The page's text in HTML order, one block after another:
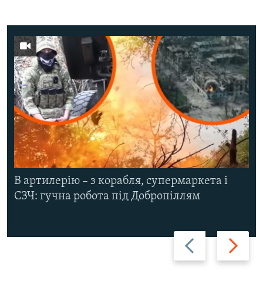
Назад Вперед
В артилерію – з корабля, супермаркета і
СЗЧ: гучна робота під Добропіллям